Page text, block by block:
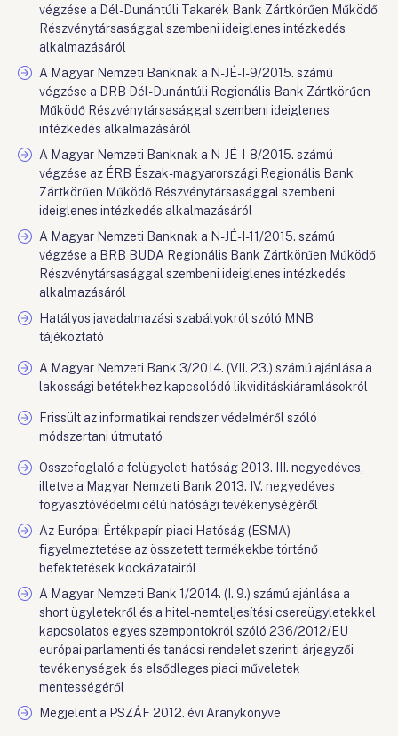
végzése a Dél-Dunántúli Takarék Bank Zártkörűen Működő
Részvénytársasággal szembeni ideiglenes intézkedés
alkalmazásáról
A Magyar Nemzeti Banknak a N-JÉ-I-9/2015. számú
végzése a DRB Dél-Dunántúli Regionális Bank Zártkörűen
Működő Részvénytársasággal szembeni ideiglenes
intézkedés alkalmazásáról
A Magyar Nemzeti Banknak a N-JÉ-I-8/2015. számú
végzése az ÉRB Észak-magyarországi Regionális Bank
Zártkörűen Működő Részvénytársasággal szembeni
ideiglenes intézkedés alkalmazásáról
A Magyar Nemzeti Banknak a N-JÉ-I-11/2015. számú
végzése a BRB BUDA Regionális Bank Zártkörűen Működő
Részvénytársasággal szembeni ideiglenes intézkedés
alkalmazásáról
Hatályos javadalmazási szabályokról szóló MNB
tájékoztató
A Magyar Nemzeti Bank 3/2014. (VII. 23.) számú ajánlása a
lakossági betétekhez kapcsolódó likviditáskiáramlásokról
Frissült az informatikai rendszer védelméről szóló
módszertani útmutató
Összefoglaló a felügyeleti hatóság 2013. III. negyedéves,
illetve a Magyar Nemzeti Bank 2013. IV. negyedéves
fogyasztóvédelmi célú hatósági tevékenységéről
Az Európai Értékpapír-piaci Hatóság (ESMA)
figyelmeztetése az összetett termékekbe történő
befektetések kockázatairól
A Magyar Nemzeti Bank 1/2014. (I. 9.) számú ajánlása a
short ügyletekről és a hitel-nemteljesítési csereügyletekkel
kapcsolatos egyes szempontokról szóló 236/2012/EU
európai parlamenti és tanácsi rendelet szerinti árjegyzői
tevékenységek és elsődleges piaci műveletek
mentességéről
Megjelent a PSZÁF 2012. évi Aranykönyve